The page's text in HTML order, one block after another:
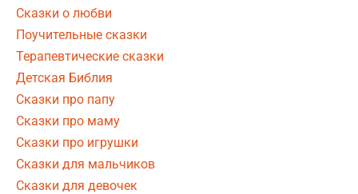
Сказки о любви
Поучительные сказки
Терапевтические сказки
Детская Библия
Сказки про папу
Сказки про маму
Сказки про игрушки
Сказки для мальчиков
Сказки для девочек